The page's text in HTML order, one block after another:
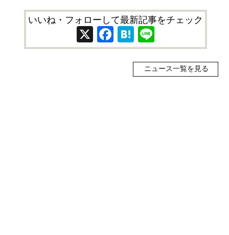
いいね・フォローして最新記事をチェック
X Facebook
Hatena
ニュース一覧を見る